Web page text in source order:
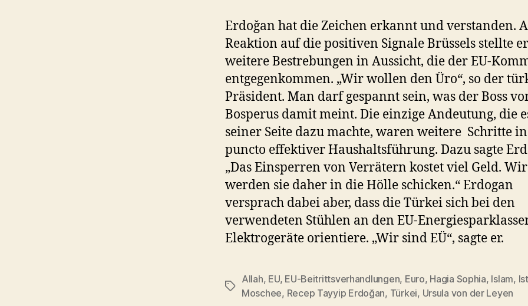
Erdoğan hat die Zeichen erkannt und verstanden.
Reaktion auf die positiven Signale Brüssels stellte er
weitere Bestrebungen in Aussicht, die der EU-
entgegenkommen. „Wir wollen den Üro“, so der
Präsident. Man darf gespannt sein, was der Boss
Bosperus damit meint. Die einzige Andeutung, die
seiner Seite dazu machte, waren weitere Schritte in
puncto effektiver Haushaltsführung. Dazu sagte
„Das Einsperren von Verrätern kostet viel Geld. Wir
werden sie daher in die Hölle schicken.“ Erdogan
versprach dabei aber, dass die Türkei sich bei den
verwendeten Stühlen an den EU-
Elektrogeräte orientiere. „Wir sind EÜ“, sagte er.
Schlagwörter
Allah, EU, EU-Beitrittsverhandlungen, Euro, Hagia Sophia, Islam,
Moschee, Recep Tayyip Erdoğan, Türkei, Ursula von der Leyen